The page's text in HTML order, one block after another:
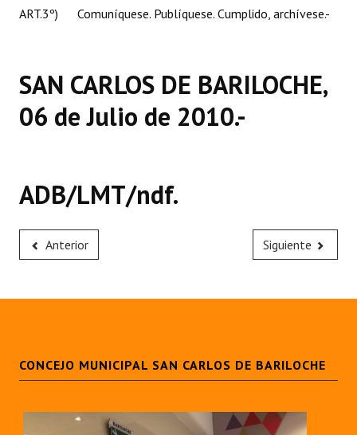
ART.3º) Comuníquese. Publíquese. Cumplido, archívese.-
SAN CARLOS DE BARILOCHE,
06 de Julio de 2010.-
ADB/LMT/ndf.
Anterior Siguiente
CONCEJO MUNICIPAL SAN CARLOS DE BARILOCHE